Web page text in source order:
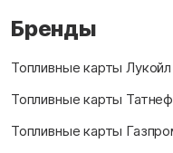
Бренды
Топливные карты Лукойл
Топливные карты
Топливные карты